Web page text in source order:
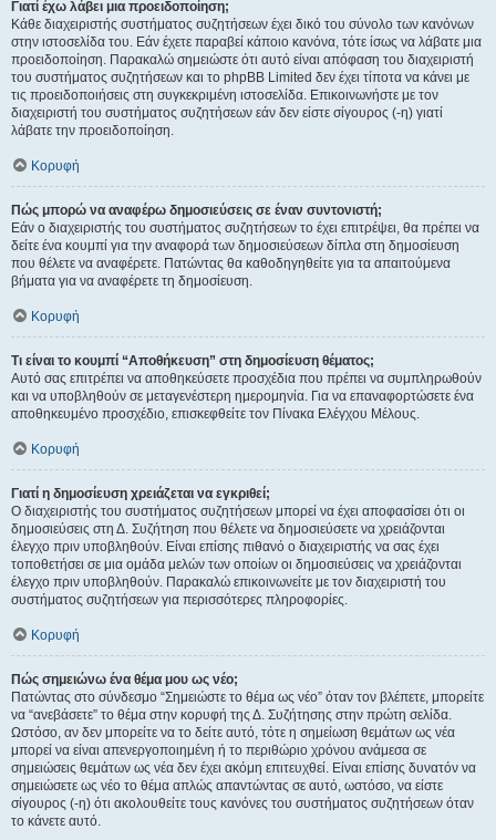
Γιατί έχω λάβει μια προειδοποίηση;
Κάθε διαχειριστής συστήματος συζητήσεων έχει δικό του σύνολο των κανόνων
στην ιστοσελίδα του. Εάν έχετε παραβεί κάποιο κανόνα, τότε ίσως να λάβατε μια
προειδοποίηση. Παρακαλώ σημειώστε ότι αυτό είναι απόφαση του διαχειριστή
του συστήματος συζητήσεων και το phpBB Limited δεν έχει τίποτα να κάνει με
τις προειδοποιήσεις στη συγκεκριμένη ιστοσελίδα. Επικοινωνήστε με τον
διαχειριστή του συστήματος συζητήσεων εάν δεν είστε σίγουρος (-η) γιατί
λάβατε την προειδοποίηση.
Κορυφή
Πώς μπορώ να αναφέρω δημοσιεύσεις σε έναν συντονιστή;
Εάν ο διαχειριστής του συστήματος συζητήσεων το έχει επιτρέψει, θα πρέπει να
δείτε ένα κουμπί για την αναφορά των δημοσιεύσεων δίπλα στη δημοσίευση
που θέλετε να αναφέρετε. Πατώντας θα καθοδηγηθείτε για τα απαιτούμενα
βήματα για να αναφέρετε τη δημοσίευση.
Κορυφή
Τι είναι το κουμπί “Αποθήκευση” στη δημοσίευση θέματος;
Αυτό σας επιτρέπει να αποθηκεύσετε προσχέδια που πρέπει να συμπληρωθούν
και να υποβληθούν σε μεταγενέστερη ημερομηνία. Για να επαναφορτώσετε ένα
αποθηκευμένο προσχέδιο, επισκεφθείτε τον Πίνακα Ελέγχου Μέλους.
Κορυφή
Γιατί η δημοσίευση χρειάζεται να εγκριθεί;
Ο διαχειριστής του συστήματος συζητήσεων μπορεί να έχει αποφασίσει ότι οι
δημοσιεύσεις στη Δ. Συζήτηση που θέλετε να δημοσιεύσετε να χρειάζονται
έλεγχο πριν υποβληθούν. Είναι επίσης πιθανό ο διαχειριστής να σας έχει
τοποθετήσει σε μια ομάδα μελών των οποίων οι δημοσιεύσεις να χρειάζονται
έλεγχο πριν υποβληθούν. Παρακαλώ επικοινωνείτε με τον διαχειριστή του
συστήματος συζητήσεων για περισσότερες πληροφορίες.
Κορυφή
Πώς σημειώνω ένα θέμα μου ως νέο;
Πατώντας στο σύνδεσμο “Σημειώστε το θέμα ως νέο” όταν τον βλέπετε, μπορείτε
να “ανεβάσετε” το θέμα στην κορυφή της Δ. Συζήτησης στην πρώτη σελίδα.
Ωστόσο, αν δεν μπορείτε να το δείτε αυτό, τότε η σημείωση θεμάτων ως νέα
μπορεί να είναι απενεργοποιημένη ή το περιθώριο χρόνου ανάμεσα σε
σημειώσεις θεμάτων ως νέα δεν έχει ακόμη επιτευχθεί. Είναι επίσης δυνατόν να
σημειώσετε ως νέο το θέμα απλώς απαντώντας σε αυτό, ωστόσο, να είστε
σίγουρος (-η) ότι ακολουθείτε τους κανόνες του συστήματος συζητήσεων όταν
το κάνετε αυτό.